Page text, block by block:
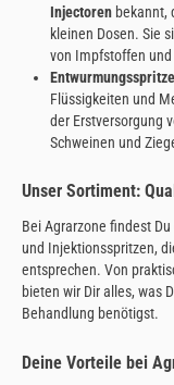
Injectorenbekannt,
kleinen Dosen. Sie
von Impfstoffen
Flüssigkeiten und
der Erstversorgung
Schweinen und
Unser Sortiment:
Bei Agrarzone findest
und Injektionsspritzen,
entsprechen. Von
bieten wir Dir alles, was
Behandlung benötigst.
Deine Vorteile bei